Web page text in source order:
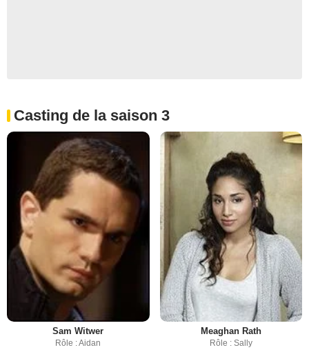
Casting de la saison 3
Sam Witwer
Rôle : Aidan
Meaghan Rath
Rôle : Sally